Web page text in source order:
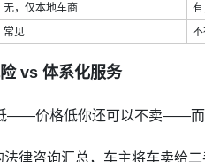
无，仅本地车商
常见
vs 体系化服务
价格低你还可以不卖——而
咨询汇总，车主将车卖给二